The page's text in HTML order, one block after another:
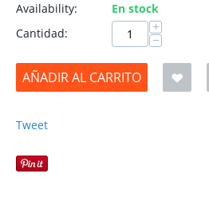
Availability:
En stock
Cantidad:
+
−
AÑADIR AL CARRITO
Tweet